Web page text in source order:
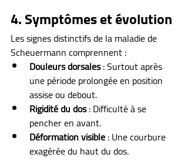
4. Symptômes et évolution
Les signes distinctifs de la maladie de
Scheuermann comprennent :
Douleurs dorsales : Surtout après
une période prolongée en position
assise ou debout.
Rigidité du dos : Difficulté à se
pencher en avant.
Déformation visible : Une courbure
exagérée du haut du dos.